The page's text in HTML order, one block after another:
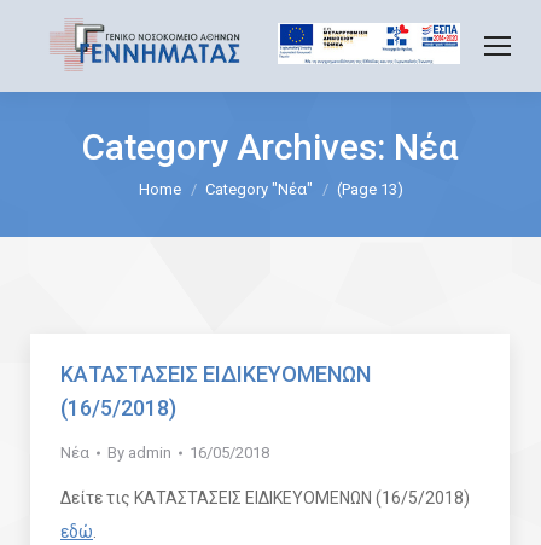
Category Archives: Νέα
Home Category "Νέα" (Page 13)
ΚΑΤΑΣΤΑΣΕΙΣ ΕΙΔΙΚΕΥΟΜΕΝΩΝ
(16/5/2018)
Νέα By admin 16/05/2018
Δείτε τις ΚΑΤΑΣΤΑΣΕΙΣ ΕΙΔΙΚΕΥΟΜΕΝΩΝ (16/5/2018)
εδώ